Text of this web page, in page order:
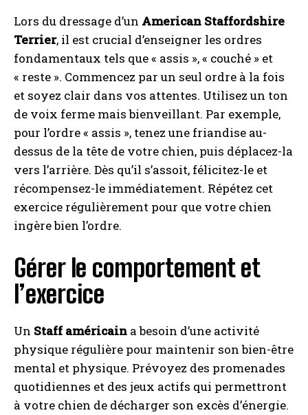
Lors du dressage d’un American Staffordshire
Terrier, il est crucial d’enseigner les ordres
fondamentaux tels que « assis », « couché » et
« reste ». Commencez par un seul ordre à la fois
et soyez clair dans vos attentes. Utilisez un ton
de voix ferme mais bienveillant. Par exemple,
pour l’ordre « assis », tenez une friandise au-
dessus de la tête de votre chien, puis déplacez-la
vers l’arrière. Dès qu’il s’assoit, félicitez-le et
récompensez-le immédiatement. Répétez cet
exercice régulièrement pour que votre chien
ingère bien l’ordre.
Gérer le comportement et
l’exercice
Un Staff américain a besoin d’une activité
physique régulière pour maintenir son bien-être
mental et physique. Prévoyez des promenades
quotidiennes et des jeux actifs qui permettront
à votre chien de décharger son excès d’énergie.